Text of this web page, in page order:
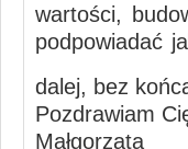
wartości,
podpowiadać
dalej, bez
Pozdrawiam
Małgorzata